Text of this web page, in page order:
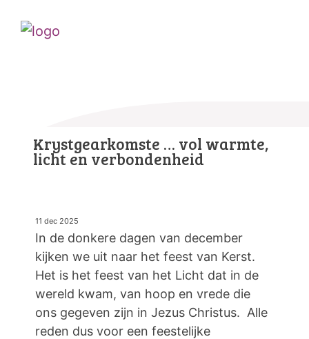
Krystgearkomste … vol warmte,
licht en verbondenheid
11 dec 2025
In de donkere dagen van december
kijken we uit naar het feest van Kerst.
Het is het feest van het Licht dat in de
wereld kwam, van hoop en vrede die
ons gegeven zijn in Jezus Christus. Alle
reden dus voor een feestelijke